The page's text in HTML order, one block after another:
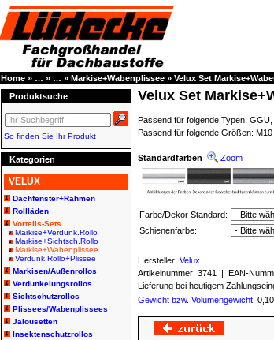
Home » … » … » Markise+Wabenplissee » Velux Set
Produktsuche
So finden Sie Ihr Produkt
Kategorien
VELUX
Dachfenster+Rahmen
Rollläden
Vorteils-Sets
Markise+Verdunk.Rollo
Markise+Sichtsch.Rollo
Markise+Wabenplissee
Verdunk.Rollo+Plissee
Markisen/Außenrollos
Verdunkelungsrollos
Sichtschutzrollos
Plissees/Wabenplissees
Jalousetten
Insektenschutzrollos
Velux Set
Passend für folgende Typen:
Passend für folgende Größen: M10
Standardfarben Zoom
Farbe/Dekor Standard:
Schienenfarbe:
Hersteller: Velux
Artikelnummer: 3741 | EAN-
Lieferung bei heutigem
Gewicht bzw. Volumengewicht: